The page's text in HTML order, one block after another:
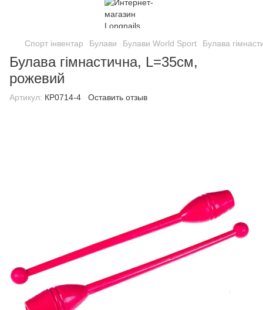
Спорт інвентар Булави Булави World Sport Булава
Булава гімнастична, L=35см,
рожевий
Артикул: КР0714-4 Оставить отзыв